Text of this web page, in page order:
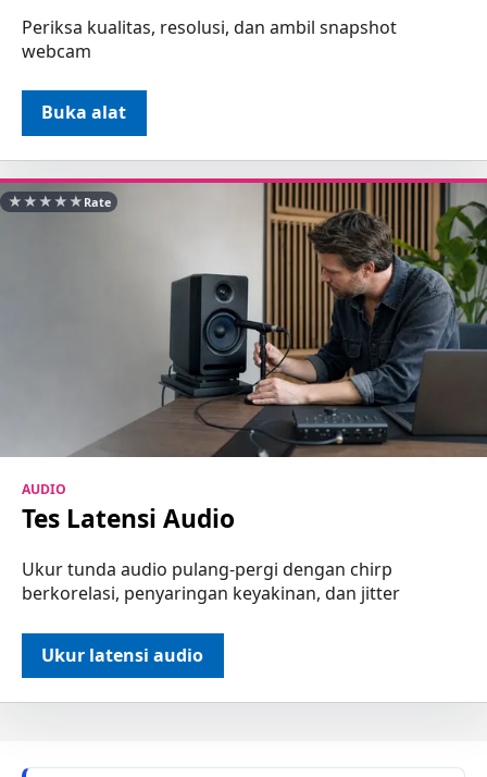
Periksa kualitas, resolusi, dan ambil snapshot
webcam
Buka alat
★★★★★ Rate
AUDIO
Tes Latensi Audio
Ukur tunda audio pulang-pergi dengan chirp
berkorelasi, penyaringan keyakinan, dan jitter
Ukur latensi audio